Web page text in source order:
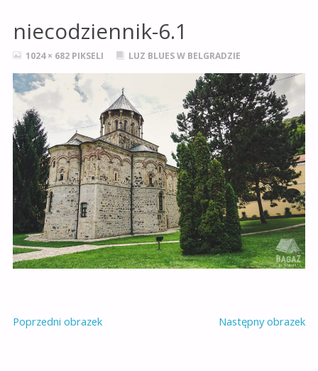
niecodziennik-6.1
PEŁNY
ROZMIAR
1024 × 682 PIKSELI LUZ BLUES W BELGRADZIE
Poprzedni obrazek Następny obrazek